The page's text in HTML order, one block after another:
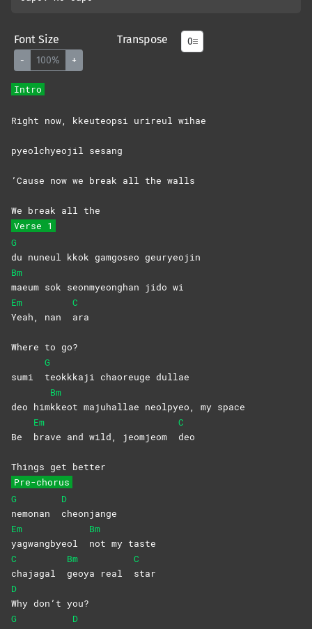
Font Size
- 100% +
Transpose
Intro
Right now, kkeuteopsi urireul wihae
pyeolchyeojil sesang
’Cause now we break all the walls
We break all the
Verse 1
G
du nuneul kkok gamgoseo geuryeojin
Bm
maeum sok seonmyeonghan jido wi
Em
Yeah, nan
C
ara
Where to go?
sumi
G
teokkkaji chaoreuge dullae
deo him
Bm
kkeot majuhallae neolpyeo, my space
Be
Em
brave and wild, jeomjeom
C
deo
Things get better
Pre-chorus
G
nemonan
D
cheonjange
Em
yagwangbyeol
Bm
not my taste
C
chajagal
Bm
geoya real
C
star
D
Why don’t you?
G
D